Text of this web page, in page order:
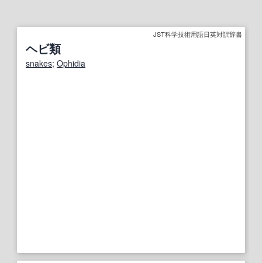
JST科学技術用語日英対訳辞書
ヘビ類
snakes; Ophidia